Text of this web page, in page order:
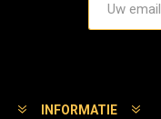
INFORMATIE